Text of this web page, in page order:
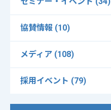
協賛情報 (10)
メディア (108)
採用イベント (79)